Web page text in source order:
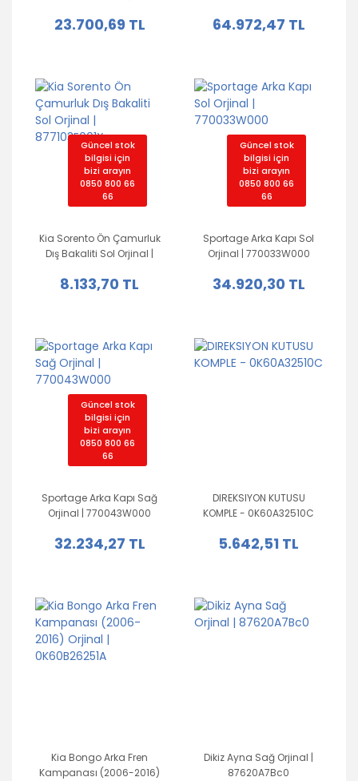
23.700,69 TL 64.972,47 TL
Güncel stok
bilgisi için
bizi arayın
0850 800 66
66
Kia Sorento Ön Çamurluk
Dış Bakaliti Sol Orjinal |
8.133,70 TL
Güncel stok
bilgisi için
bizi arayın
0850 800 66
66
Sportage Arka Kapı Sol
Orjinal | 770033W000
34.920,30 TL
Güncel stok
bilgisi için
bizi arayın
0850 800 66
66
Sportage Arka Kapı Sağ
Orjinal | 770043W000
32.234,27 TL
DIREKSIYON KUTUSU
KOMPLE - 0K60A32510C
5.642,51 TL
Kia Bongo Arka Fren
Kampanası (2006-2016)
Dikiz Ayna Sağ Orjinal |
87620A7Bc0